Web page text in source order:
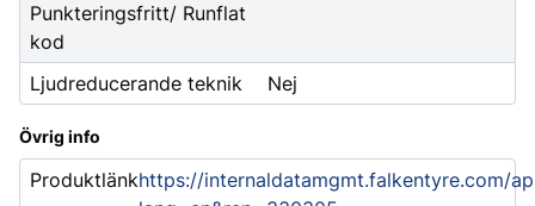
Punkteringsfritt/ Runflat
kod
Ljudreducerande teknik
Nej
Övrig info
Produktlänkhttps://internaldatamgmt.falkentyre.com/